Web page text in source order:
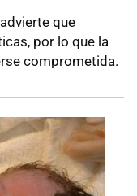
que
por lo que la
comprometida.